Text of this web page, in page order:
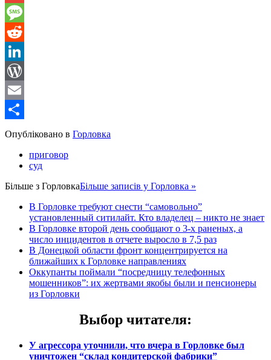
Gmail
Message
Reddit
LinkedIn
WordPress
Email
Share
Опубліковано в Горловка
приговор
суд
Більше з ГорловкаБільше записів у Горловка »
В Горловке требуют снести “самовольно”
установленный ситилайт. Кто владелец – никто не знает
В Горловке второй день сообщают о 3-х раненых, а
число инцидентов в отчете выросло в 7,5 раз
В Донецкой области фронт концентрируется на
ближайших к Горловке направлениях
Оккупанты поймали “посредницу телефонных
мошенников”: их жертвами якобы были и пенсионеры
из Горловки
Выбор читателя:
У агрессора уточнили, что вчера в Горловке был
уничтожен “склад кондитерской фабрики”